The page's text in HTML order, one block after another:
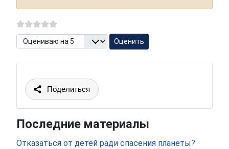
Пожалуйста, оцените
Поделиться
Последние материалы
Отказаться от детей ради спасения планеты?